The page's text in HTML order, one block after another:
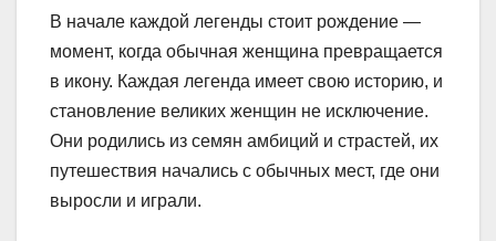
В начале каждой легенды стоит рождение —
момент, когда обычная женщина превращается
в икону. Каждая легенда имеет свою историю, и
становление великих женщин не исключение.
Они родились из семян амбиций и страстей, их
путешествия начались с обычных мест, где они
выросли и играли.